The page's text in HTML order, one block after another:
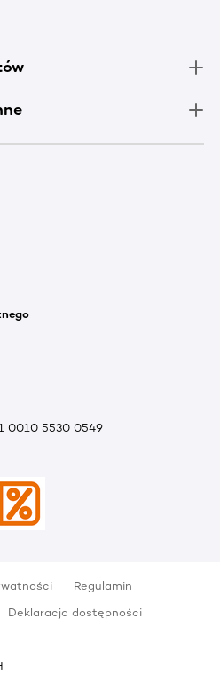
0010 5530 0549
Regulamin
Deklaracja dostępności